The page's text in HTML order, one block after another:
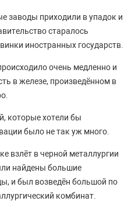
заводы приходили в упадок и
старалось
иностранных государств.
очень медленно и
в железе, произведённом в
которые хотели бы
было не так уж много.
взлёт в черной металлургии
найдены большие
и был возведён большой по
комбинат.